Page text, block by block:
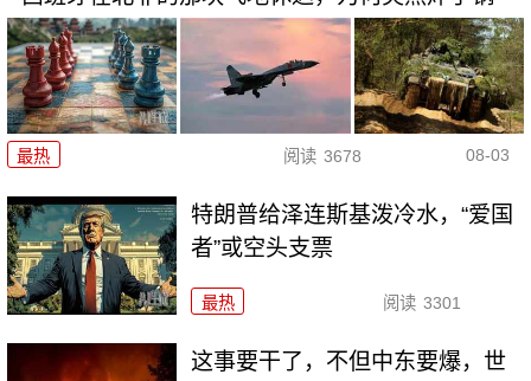
最热 阅读 3678 08-03
特朗普给泽连斯基泼冷水，“爱国
者”或空头支票
最热 阅读 3301
这事要干了，不但中东要爆，世